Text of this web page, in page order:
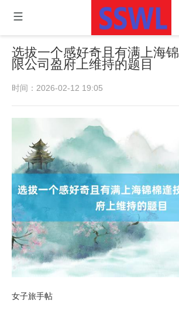
选拔一个感好奇且有满上海
限公司盈府上维持的题目
时间：2026-02-12 19:05
女子旅手帖